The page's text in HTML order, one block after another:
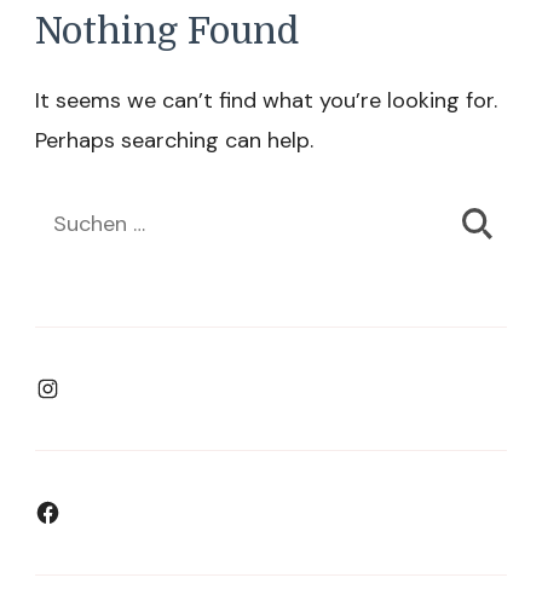
Nothing Found
It seems we can’t find what you’re looking for.
Perhaps searching can help.
Suchen
Instagram
Facebook